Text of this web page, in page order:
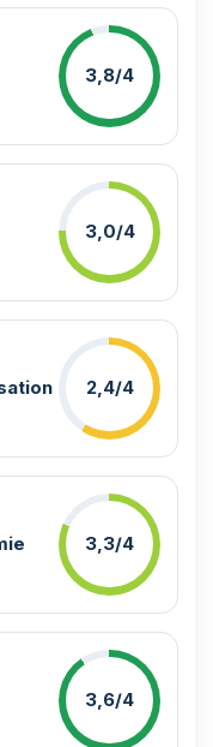
3,8/4
3,0/4
2,4/4
3,3/4
3,6/4